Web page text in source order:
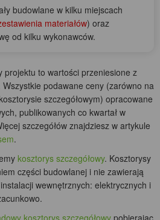
budowlane w kilku miejscach
materiałów) oraz
od kilku wykonawców.
projektu to wartości przeniesione z
podawane ceny (zarówno na
szczegółowym) opracowane
publikowanych co kwartał w
szczegółów znajdziesz w artykule
.
kosztorys szczegółowy. Kosztorysy
części budowlanej i nie zawierają
wewnętrznych: elektrycznych i
kosztorys szczegółowy pobierając